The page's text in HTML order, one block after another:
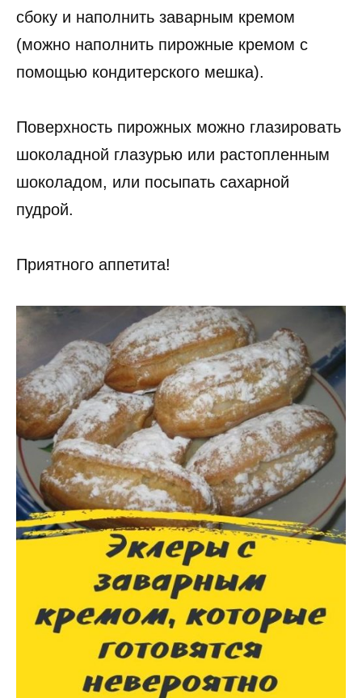
сбоку и наполнить заварным кремом
(можно наполнить пирожные кремом с
помощью кондитерского мешка).
Поверхность пирожных можно глазировать
шоколадной глазурью или растопленным
шоколадом, или посыпать сахарной
пудрой.
Приятного аппетита!